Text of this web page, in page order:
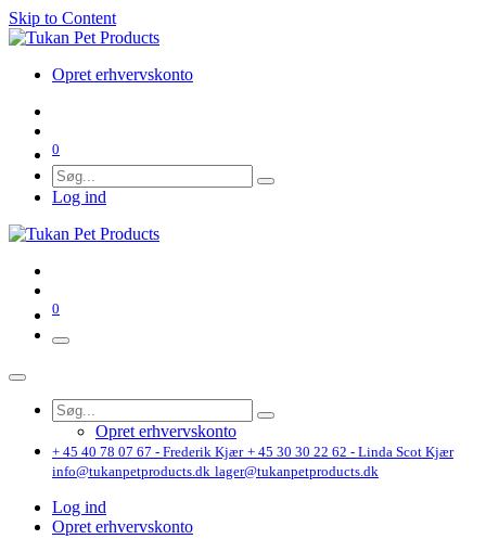
Skip to Content
Opret erhvervskonto
0
Log ind
0
Opret erhvervskonto
+ 45 40 78 07 67 - Frederik Kjær + 45 30 30 22 62 - Linda Scot Kjær
info@tukanpetproducts.dk lager@tukanpetproducts.dk
Log ind
Opret erhvervskonto